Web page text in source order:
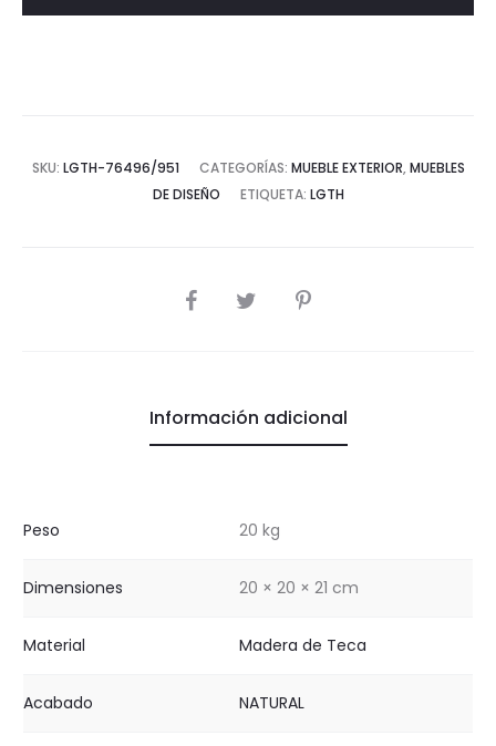
SKU: LGTH-76496/951 CATEGORÍAS: MUEBLE EXTERIOR, MUEBLES
DE DISEÑO
ETIQUETA: LGTH
COMPARTIR
Información adicional
Peso 20 kg
Dimensiones 20 × 20 × 21 cm
Material Madera de Teca
Acabado NATURAL